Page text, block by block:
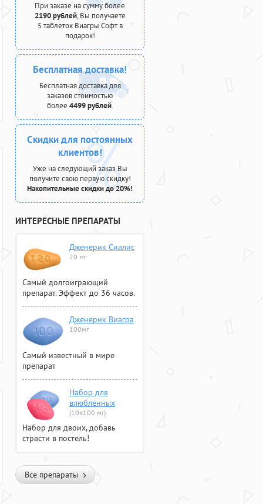
При заказе на сумму более
2190 рублей, Вы получаете
5 таблеток Виагры Софт в
подарок!
Бесплатная доставка!
Бесплатная доставка для
заказов стоимостью
более 4499 рублей.
Скидки для постоянных
клиентов!
Уже на следующий заказ Вы
получите свою первую скидку!
Накопительные скидки до 20%!
ИНТЕРЕСНЫЕ ПРЕПАРАТЫ
Дженерик Сиалис
20 мг
Самый долгоиграющий
препарат. Эффект до 36 часов.
Дженерик Виагра
100мг
Самый известный в мире
препарат
Набор для
влюбленных
(10х100 мг)
Набор для двоих, добавь
страсти в постель!
Все препараты